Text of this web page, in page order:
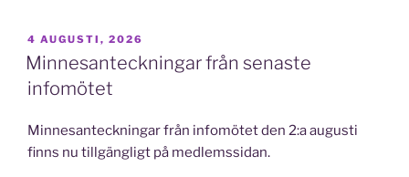
PUBLICERAT
4 AUGUSTI, 2026
Minnesanteckningar från senaste
infomötet
Minnesanteckningar från infomötet den 2:a augusti
finns nu tillgängligt på medlemssidan.